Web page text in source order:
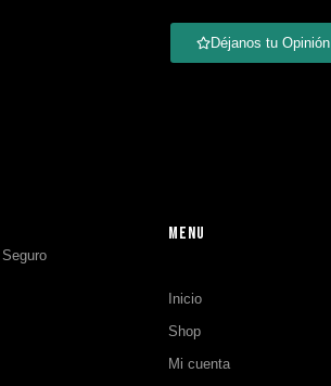
Déjanos tu Opinión
MENU
Inicio
Shop
Mi cuenta